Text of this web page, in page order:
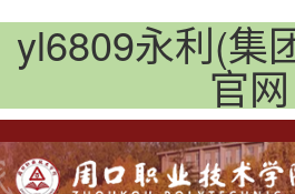
yl6809永利(集
官网